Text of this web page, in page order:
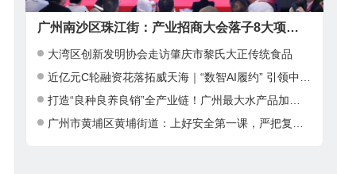
广州南沙区珠江街：产业招商大会落子8大项目，邀湾区客商抢占“南沙站”红利
大湾区创新发明协会走访肇庆市黎氏大正传统食品
近亿元C轮融资花落拓威天海｜“数智AI履约” 引领中大件出海新基建
打造“良种良养良销”全产业链！广州最大水产品加工项目在南沙正式投产
广州市黄埔区黄埔街道：上好安全第一课，严把复工复产安全关